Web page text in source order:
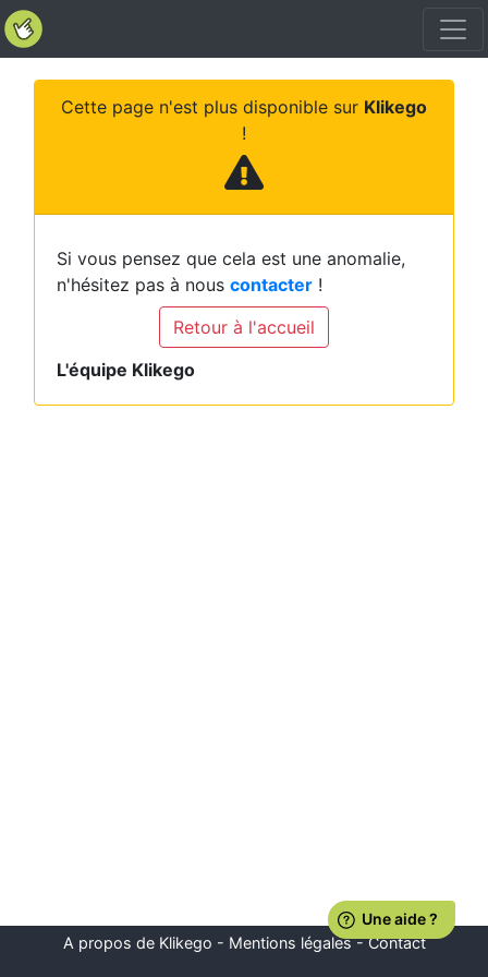
Cette page n'est plus disponible sur Klikego
!
Si vous pensez que cela est une anomalie,
n'hésitez pas à nous contacter !
Retour à l'accueil
L'équipe Klikego
A propos de Klikego - Mentions légales-Contact